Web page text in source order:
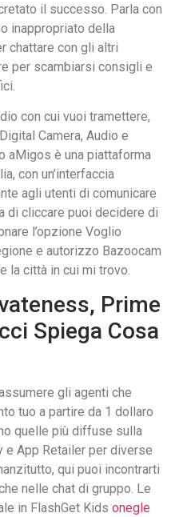
il successo. Parla con
inappropriato della
chattare con gli altri
per scambiarsi consigli e
con cui vuoi tramettere,
Camera, Audio e
aMigos è una piattaforma
con un’interfaccia
agli utenti di comunicare
di cliccare puoi decidere di
l’opzione Voglio
e autorizzo Bazoocam
la città in cui mi trovo.
Prime
Spiega Cosa
gli agenti che
tuo a partire da 1 dollaro
quelle più diffuse sulla
e App Retailer per diverse
qui puoi incontrarti
nelle chat di gruppo. Le
in FlashGet Kids onegle